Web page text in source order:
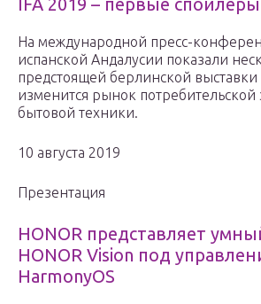
IFA 2019 – первые спойлеры
На международной пресс-
испанской Андалусии показали
предстоящей берлинской выставки
изменится рынок
бытовой техники.
10 августа 2019
Презентация
HONOR представляет
HONOR Vision под
HarmonyOS